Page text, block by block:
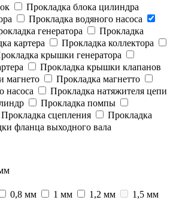
Прокладка блока цилиндра
Прокладка водяного насоса
генератора
Прокладка
картера
Прокладка коллектора
крышки генератора
Прокладка крышки клапанов
магнето
Прокладка магнетто
насоса
Прокладка натяжителя цепи
Прокладка помпы
Прокладка сцепления
Прокладка
фланца выходного вала
0,8 мм 1 мм 1,2 мм
1,5 мм